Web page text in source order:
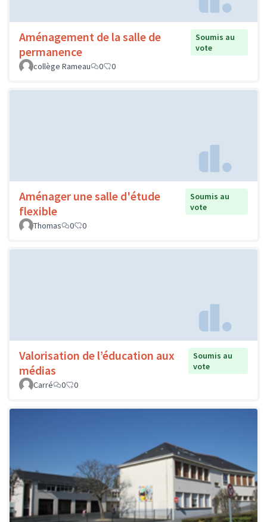
Aménagement de la salle de
permanence
Soumis au
vote
collège Rameau
0 0
Aménager une salle d'étude
flexible
Soumis au
vote
Thomas
0 0
Valorisation de l’éducation aux
médias
Soumis au
vote
Carré
0 0